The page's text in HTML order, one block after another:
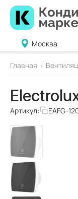
Москва
Главная /
Артикул: EAFG-